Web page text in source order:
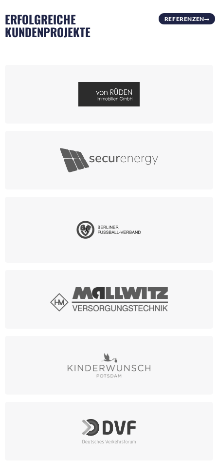
ERFOLGREICHE
KUNDENPROJEKTE
REFERENZEN